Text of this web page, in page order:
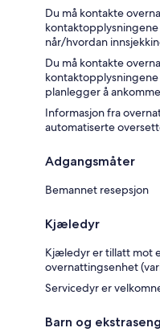
Du må kontakte
når/hvordan
Du må kontakte
planlegger å
Informasjon fra
automatiserte
Adgangsmåter
Bemannet resepsjon
Kjæledyr
Kjæledyr er tillatt mot
overnattingsenhet
Servicedyr er
Barn og